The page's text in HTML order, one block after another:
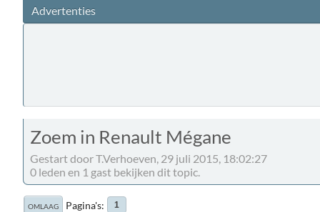
Advertenties
Zoem in Renault Mégane
Gestart door T.Verhoeven, 29 juli 2015, 18:02:27
0 leden en 1 gast bekijken dit topic.
OMLAAG Pagina's 1